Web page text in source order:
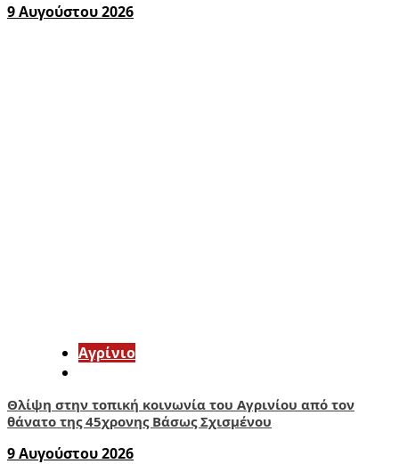
9 Αυγούστου 2026
Aγρίνιο
Θλίψη στην τοπική κοινωνία του Αγρινίου από τον
θάνατο της 45χρονης Βάσως Σχισμένου
9 Αυγούστου 2026